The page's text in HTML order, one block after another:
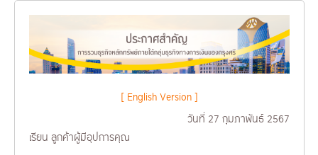
[ English Version ]
วันที่ 27 กุมภาพันธ์ 2567
เรียน ลูกค้าผู้มีอุปการคุณ